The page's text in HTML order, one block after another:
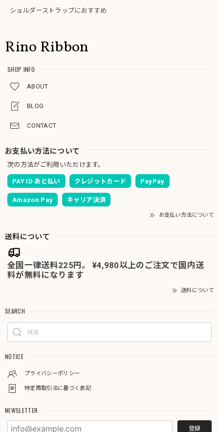
ショルダーストラップにおすすめ
Rino Ribbon
SHOP INFO
ABOUT
BLOG
CONTACT
お支払い方法について
次の方法がご利用いただけます。
PAY ID あと払い クレジットカード PayPay
Amazon Pay キャリア決済
お支払い方法について
送料について
全国一律送料225円。 ¥4,980以上のご注文で国内送
料が無料になります
送料について
SEARCH
NOTICE
プライバシーポリシー
特定商取引法に基づく表記
NEWSLETTER
登録